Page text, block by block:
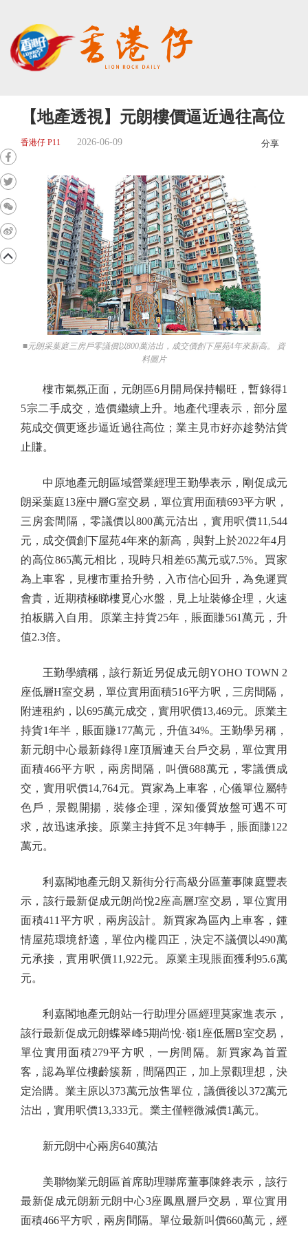
【地產透視】元朗樓價逼近過往高位
香港仔 P11 2026-06-09 分享
■元朗采葉庭三房戶零議價以800萬沽出，成交價創下屋苑4年來新高。 資
料圖片
樓市氣氛正面，元朗區6月開局保持暢旺，暫錄得1
5宗二手成交，造價繼續上升。地產代理表示，部分屋
苑成交價更逐步逼近過往高位；業主見市好亦趁勢沽貨
止賺。
中原地產元朗區域營業經理王勤學表示，剛促成元
朗采葉庭13座中層G室交易，單位實用面積693平方呎，
三房套間隔，零議價以800萬元沽出，實用呎價11,544
元，成交價創下屋苑4年來的新高，與對上於2022年4月
的高位865萬元相比，現時只相差65萬元或7.5%。買家
為上車客，見樓市重拾升勢，入市信心回升，為免遲買
會貴，近期積極睇樓覓心水盤，見上址裝修企理，火速
拍板購入自用。原業主持貨25年，賬面賺561萬元，升
值2.3倍。
王勤學續稱，該行新近另促成元朗YOHO TOWN 2
座低層H室交易，單位實用面積516平方呎，三房間隔，
附連租約，以695萬元成交，實用呎價13,469元。原業主
持貨1年半，賬面賺177萬元，升值34%。王勤學另稱，
新元朗中心最新錄得1座頂層連天台戶交易，單位實用
面積466平方呎，兩房間隔，叫價688萬元，零議價成
交，實用呎價14,764元。買家為上車客，心儀單位屬特
色戶，景觀開揚，裝修企理，深知優質放盤可遇不可
求，故迅速承接。原業主持貨不足3年轉手，賬面賺122
萬元。
利嘉閣地產元朗又新街分行高級分區董事陳庭豐表
示，該行最新促成元朗尚悅2座高層J室交易，單位實用
面積411平方呎，兩房設計。新買家為區內上車客，鍾
情屋苑環境舒適，單位內櫳四正，決定不議價以490萬
元承接，實用呎價11,922元。原業主現賬面獲利95.6萬
元。
利嘉閣地產元朗站一行助理分區經理莫家進表示，
該行最新促成元朗蝶翠峰5期尚悅·嶺1座低層B室交易，
單位實用面積279平方呎，一房間隔。新買家為首置
客，認為單位樓齡簇新，間隔四正，加上景觀理想，決
定洽購。業主原以373萬元放售單位，議價後以372萬元
沽出，實用呎價13,333元。業主僅輕微減價1萬元。
新元朗中心兩房640萬沽
美聯物業元朗區首席助理聯席董事陳鋒表示，該行
最新促成元朗新元朗中心3座鳳凰層戶交易，單位實用
面積466平方呎，兩房間隔。單位最新叫價660萬元，經